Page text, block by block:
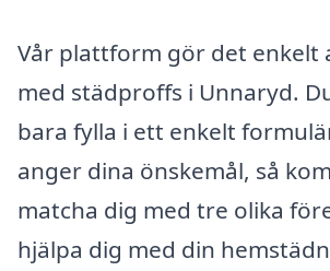
Vår plattform gör det enkelt
med städproffs i Unnaryd.
bara fylla i ett enkelt
anger dina önskemål, så
matcha dig med tre olika
hjälpa dig med din